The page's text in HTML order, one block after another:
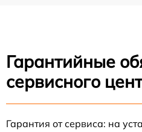
Гарантийные
сервисного
Гарантия от сервиса: на